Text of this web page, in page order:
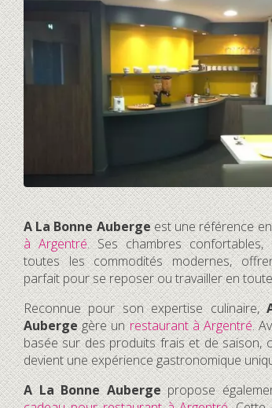
A La Bonne Aubergeest une référence en
à Argentré. Ses chambres confortables,
toutes les commodités modernes,
parfait pour se reposer ou travailler en
Reconnue pour son expertise culinaire,
Aubergegère unrestaurant à Argentré.
basée sur des produits frais et de saison,
devient une expérience gastronomique
A La Bonne Aubergepropose